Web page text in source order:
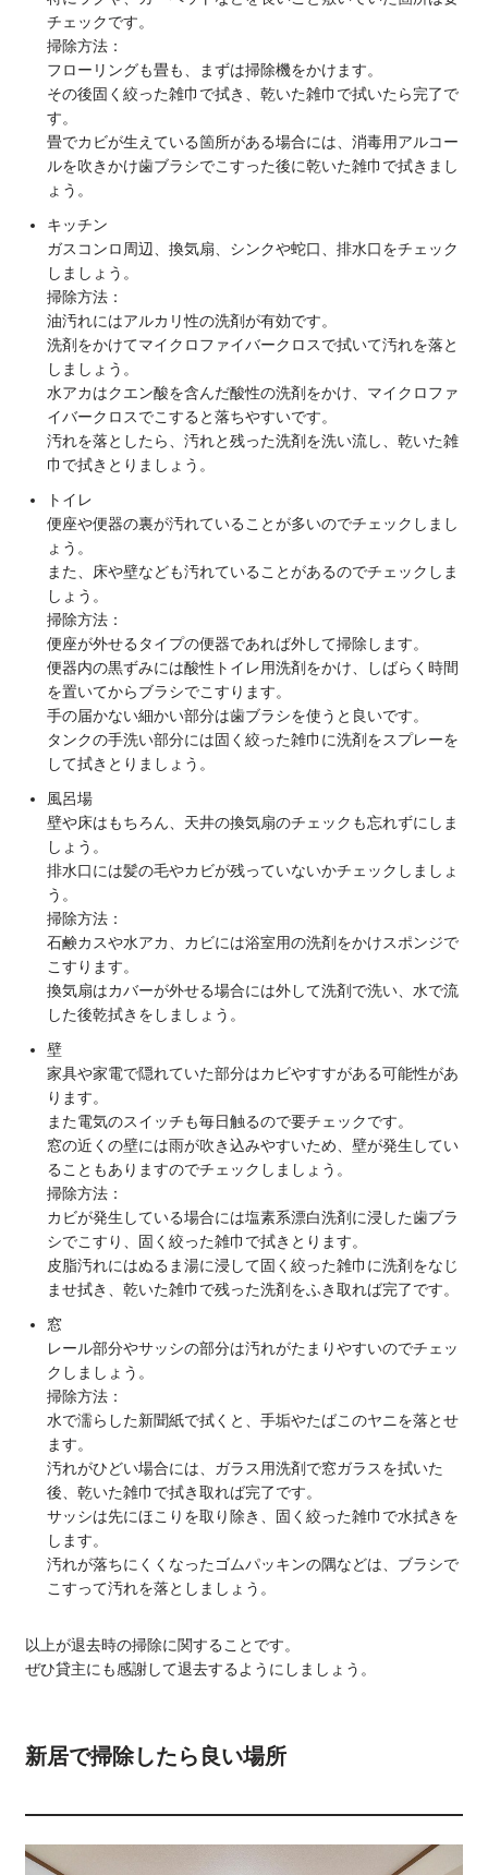
チェックです。
掃除方法：
フローリングも畳も、まずは掃除機をかけます。
その後固く絞った雑巾で拭き、乾いた雑巾で拭いたら完了で
す。
畳でカビが生えている箇所がある場合には、消毒用アルコー
ルを吹きかけ歯ブラシでこすった後に乾いた雑巾で拭きまし
ょう。
キッチン
ガスコンロ周辺、換気扇、シンクや蛇口、排水口をチェック
しましょう。
掃除方法：
油汚れにはアルカリ性の洗剤が有効です。
洗剤をかけてマイクロファイバークロスで拭いて汚れを落と
しましょう。
水アカはクエン酸を含んだ酸性の洗剤をかけ、マイクロファ
イバークロスでこすると落ちやすいです。
汚れを落としたら、汚れと残った洗剤を洗い流し、乾いた雑
巾で拭きとりましょう。
トイレ
便座や便器の裏が汚れていることが多いのでチェックしまし
ょう。
また、床や壁なども汚れていることがあるのでチェックしま
しょう。
掃除方法：
便座が外せるタイプの便器であれば外して掃除します。
便器内の黒ずみには酸性トイレ用洗剤をかけ、しばらく時間
を置いてからブラシでこすります。
手の届かない細かい部分は歯ブラシを使うと良いです。
タンクの手洗い部分には固く絞った雑巾に洗剤をスプレーを
して拭きとりましょう。
風呂場
壁や床はもちろん、天井の換気扇のチェックも忘れずにしま
しょう。
排水口には髪の毛やカビが残っていないかチェックしましょ
う。
掃除方法：
石鹸カスや水アカ、カビには浴室用の洗剤をかけスポンジで
こすります。
換気扇はカバーが外せる場合には外して洗剤で洗い、水で流
した後乾拭きをしましょう。
壁
家具や家電で隠れていた部分はカビやすすがある可能性があ
ります。
また電気のスイッチも毎日触るので要チェックです。
窓の近くの壁には雨が吹き込みやすいため、壁が発生してい
ることもありますのでチェックしましょう。
掃除方法：
カビが発生している場合には塩素系漂白洗剤に浸した歯ブラ
シでこすり、固く絞った雑巾で拭きとります。
皮脂汚れにはぬるま湯に浸して固く絞った雑巾に洗剤をなじ
ませ拭き、乾いた雑巾で残った洗剤をふき取れば完了です。
窓
レール部分やサッシの部分は汚れがたまりやすいのでチェッ
クしましょう。
掃除方法：
水で濡らした新聞紙で拭くと、手垢やたばこのヤニを落とせ
ます。
汚れがひどい場合には、ガラス用洗剤で窓ガラスを拭いた
後、乾いた雑巾で拭き取れば完了です。
サッシは先にほこりを取り除き、固く絞った雑巾で水拭きを
します。
汚れが落ちにくくなったゴムパッキンの隅などは、ブラシで
こすって汚れを落としましょう。
以上が退去時の掃除に関することです。
ぜひ貸主にも感謝して退去するようにしましょう。
新居で掃除したら良い場所